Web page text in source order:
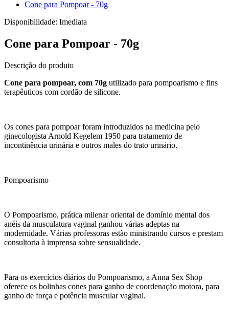
Cone para Pompoar - 70g
Disponibilidade: Imediata
Cone para Pompoar - 70g
Descrição do produto
Cone para pompoar, com 70g utilizado para pompoarismo e fins
terapêuticos com cordão de silicone.
Os cones para pompoar foram introduzidos na medicina pelo
ginecologista Arnold Kegelem 1950 para tratamento de
incontinência urinária e outros males do trato urinário.
Pompoarismo
O Pompoarismo, prática milenar oriental de domínio mental dos
anéis da musculatura vaginal ganhou várias adeptas na
modernidade. Várias professoras estão ministrando cursos e prestam
consultoria à imprensa sobre sensualidade.
Para os exercícios diários do Pompoarismo, a Anna Sex Shop
oferece os bolinhas cones para ganho de coordenação motora, para
ganho de força e potência muscular vaginal.